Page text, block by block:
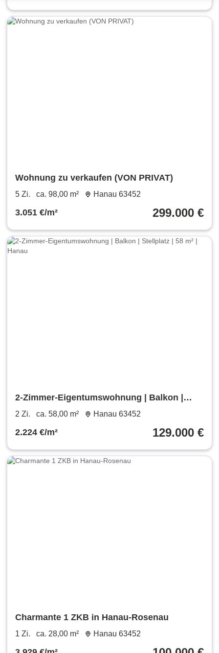
Wohnung zu verkaufen (VON PRIVAT)
5 Zi. ca. 98,00 m² Hanau 63452
3.051 €/m² 299.000 €
2-Zimmer-Eigentumswohnung | Balkon |
Stellplatz | 58 m² | Hanau
2 Zi. ca. 58,00 m² Hanau 63452
2.224 €/m² 129.000 €
Charmante 1 ZKB in Hanau-Rosenau
1 Zi. ca. 28,00 m² Hanau 63452